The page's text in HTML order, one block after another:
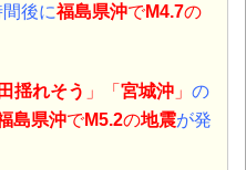
後に福島県沖でM4.7の
揺れそう 」「 宮城沖 」 の
島県沖でM5.2の地震が発